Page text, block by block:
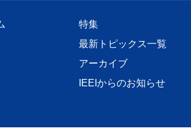
特集
最新トピックス一覧
アーカイブ
IEEIからのお知らせ